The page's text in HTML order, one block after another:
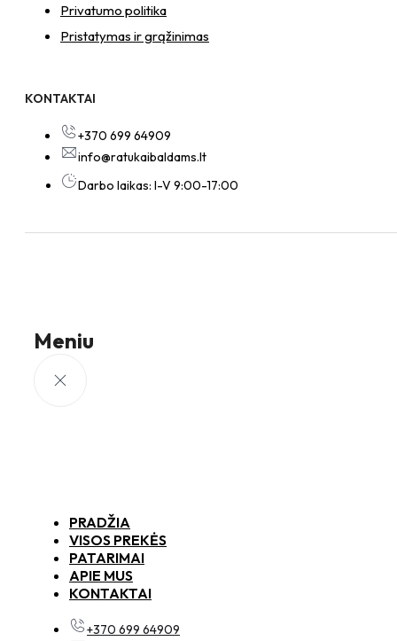
Privatumo politika
Pristatymas ir grąžinimas
KONTAKTAI
+370 699 64909
info@ratukaibaldams.lt
Darbo laikas: I-V 9:00-17:00
Meniu
PRADŽIA
VISOS PREKĖS
PATARIMAI
APIE MUS
KONTAKTAI
+370 699 64909